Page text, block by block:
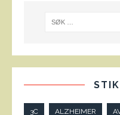
3C ALZHEIMER